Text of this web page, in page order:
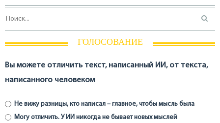
ГОЛОСОВАНИЕ
Вы можете отличить текст, написанный ИИ, от текста,
написанного человеком
Не вижу разницы, кто написал – главное, чтобы мысль была
Могу отличить. У ИИ никогда не бывает новых мыслей